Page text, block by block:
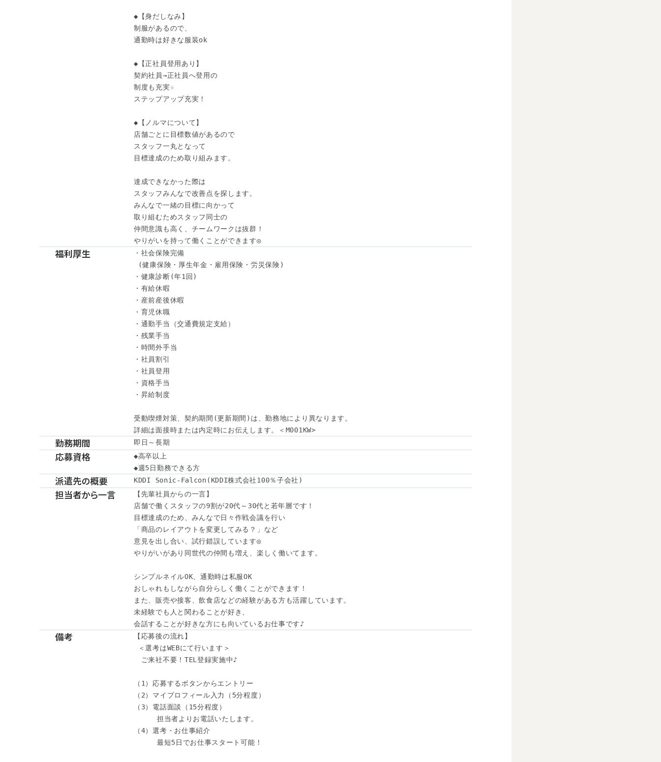
◆【身だしなみ】
制服があるので、
通勤時は好きな服装ok
◆【正社員登用あり】
契約社員→正社員へ登用の
制度も充実☆
ステップアップ充実！
◆【ノルマについて】
店舗ごとに目標数値があるので
スタッフ一丸となって
目標達成のため取り組みます。
達成できなかった際は
スタッフみんなで改善点を探します。
みんなで一緒の目標に向かって
取り組むためスタッフ同士の
仲間意識も高く、チームワークは抜群！
やりがいを持って働くことができます◎
福利厚生
・社会保険完備
(健康保険・厚生年金・雇用保険・労災保険)
・健康診断(年1回)
・有給休暇
・産前産後休暇
・育児休職
・通勤手当（交通費規定支給）
・残業手当
・時間外手当
・社員割引
・社員登用
・資格手当
・昇給制度
受動喫煙対策、契約期間(更新期間)は、勤務地により異なります。
詳細は面接時または内定時にお伝えします。＜M001KW>
勤務期間 即日～長期
応募資格
◆高卒以上
◆週5日勤務できる方
派遣先の概要 KDDI Sonic-Falcon(KDDI株式会社100％子会社)
担当者から一言
【先輩社員からの一言】
店舗で働くスタッフの9割が20代～30代と若年層です！
目標達成のため、みんなで日々作戦会議を行い
「商品のレイアウトを変更してみる？」など
意見を出し合い、試行錯誤しています◎
やりがいがあり同世代の仲間も増え、楽しく働いてます。
シンプルネイルOK、通勤時は私服OK
おしゃれもしながら自分らしく働くことができます！
また、販売や接客、飲食店などの経験がある方も活躍しています。
未経験でも人と関わることが好き、
会話することが好きな方にも向いているお仕事です♪
備考
【応募後の流れ】
＜選考はWEBにて行います＞
ご来社不要！TEL登録実施中♪
（1）応募するボタンからエントリー
（2）マイプロフィール入力（5分程度）
（3）電話面談（15分程度）
担当者よりお電話いたします。
（4）選考・お仕事紹介
最短5日でお仕事スタート可能！